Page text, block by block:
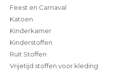
Feest en Carnaval
Katoen
Kinderkamer
Kinderstoffen
Ruit Stoffen
Vrijetijd stoffen voor kleding